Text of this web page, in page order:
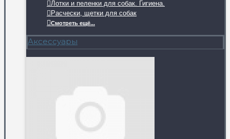
Лотки и пеленки для собак. Гигиена.
Расчески, щетки для собак
Смотреть ещё...
Аксессуары